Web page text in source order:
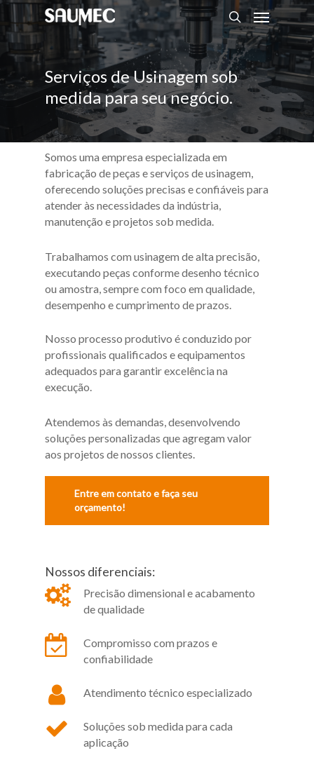
Serviços de Usinagem sob
medida para seu negócio.
Somos uma empresa especializada em
fabricação de peças e serviços de usinagem,
oferecendo soluções precisas e confiáveis para
atender às necessidades da indústria,
manutenção e projetos sob medida.
Trabalhamos com usinagem de alta precisão,
executando peças conforme desenho técnico
ou amostra, sempre com foco em qualidade,
desempenho e cumprimento de prazos.
Nosso processo produtivo é conduzido por
profissionais qualificados e equipamentos
adequados para garantir excelência na
execução.
Atendemos às demandas, desenvolvendo
soluções personalizadas que agregam valor
aos projetos de nossos clientes.
Entre em contato e faça seu
orçamento!
Nossos diferenciais:
Precisão dimensional e acabamento
de qualidade
Compromisso com prazos e
confiabilidade
Atendimento técnico especializado
Soluções sob medida para cada
aplicação